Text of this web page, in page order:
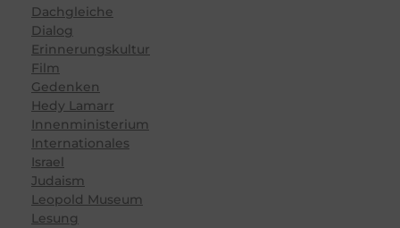
Dachgleiche
Dialog
Erinnerungskultur
Film
Gedenken
Hedy Lamarr
Innenministerium
Internationales
Israel
Judaism
Leopold Museum
Lesung